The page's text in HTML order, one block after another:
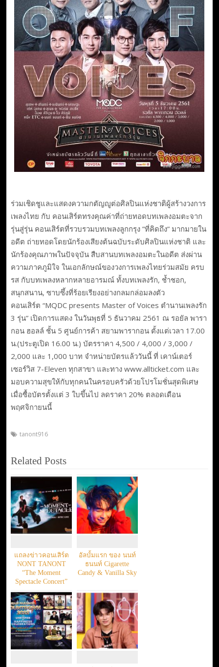
ร่วมเชิดชูและแสดงความกตัญญูต่อศิลปินแห่งชาติผู้สร้างวงการ
เพลงไทย กับ คอนเสิร์ตทรงคุณค่าที่ถ่ายทอดบทเพลงอมตะจาก
รุ่นสู่รุ่น คอนเสิร์ตที่รวบรวมบทเพลงลูกกรุง ”ที่คิดถึง” มากมายใน
อดีต ถ่ายทอดโดยนักร้องเสียงต้นฉบับระดับศิลปินแห่งชาติ และ
นักร้องคุณภาพในปัจจุบัน สืบสานบทเพลงอมตะในอดีต ส่งผ่าน
ความภาคภูมิใจ ในเอกลักษณ์ของวงการเพลงไทยร่วมสมัย ครบ
รส กับบทเพลงหลากหลายอารมณ์ ทั้งบทเพลงรัก, ช้ำชอก,
สนุกสนาน, ซาบซึ้งที่ร้อยเรียงอย่างกลมกล่อมลงตัว
คอนเสิร์ต “MQDC presents Master of Voices ตำนานเพลงรัก
3 รุ่น” เปิดการแสดง ในวันพุธที่ 5 ธันวาคม 2561 ณ รอยัล พารา
กอน ฮอลล์ ชั้น 5 ศูนย์การค้า สยามพารากอน ตั้งแต่เวลา 17.00
น.(ประตูเปิด 16.00 น.) บัตรราคา 4,500 / 4,000 / 3,000 /
2,000 และ 1,000 บาท จำหน่ายบัตรแล้ววันนี้ ที่ เคาน์เตอร์
เซอร์วิส 7-Eleven ทุกสาขา และทาง www.allticket.com และ
มอบความสุขให้กับทุกคนในครอบครัวด้วยโปรโมชั่นสุดพิเศษ
เมื่อซื้อบัตรตั้งแต่ 3 ใบขึ้นไป ลดราคา 20% ตลอดเดือน
พฤศจิกายนนี้
tanont916
Related Posts
แถลงข่าวคอนเสิร์ต
NONT TANONT
“The Moment
Spectacle Concert”
อัลบั้มแรก ของ นนท์
ธนนท์ Cigarette
Candy & Vanilla Sky